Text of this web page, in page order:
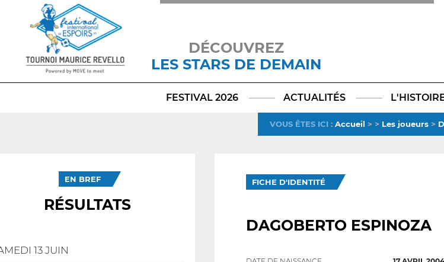
DÉCOUVREZ
LES STARS DE DEMAIN
TikTok X
FESTIVAL 2026 ACTUALITÉS
VOUS ÊTES ICI : Accueil > > Les joueurs>
EN BREF
RÉSULTATS
13 JUIN
FICHE D'IDENTITÉ
DAGOBERTO ESPINOZA